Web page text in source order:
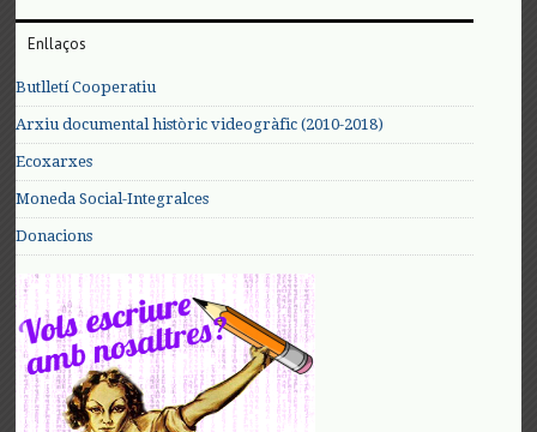
Enllaços
Butlletí Cooperatiu
Arxiu documental històric videogràfic (2010-2018)
Ecoxarxes
Moneda Social-Integralces
Donacions